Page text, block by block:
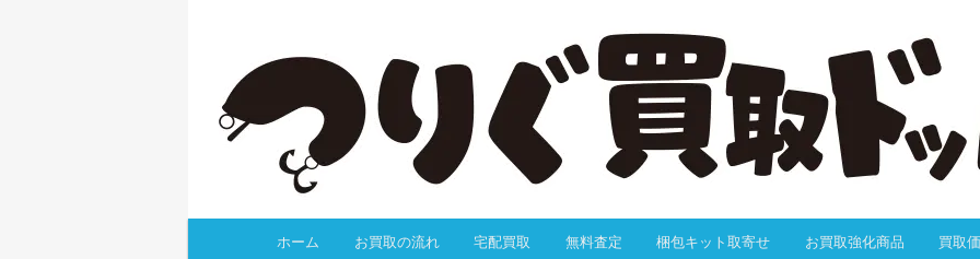
釣具買取ならつりぐ買取ドットJP
無料事前査定、梱包キットの無料サービス、送料無料、大歓迎でお買取します。迅速なお振込で万が一
の返却料も無料！有人サポートも充実しています。だから安心、カンタンでスムーズです。
メインコンテンツへ移動
ホーム お買取の流れ 宅配買取 無料査定 梱包キット取寄せ お買取強化商品 買取